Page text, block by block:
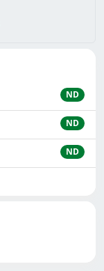
ND
ND
ND